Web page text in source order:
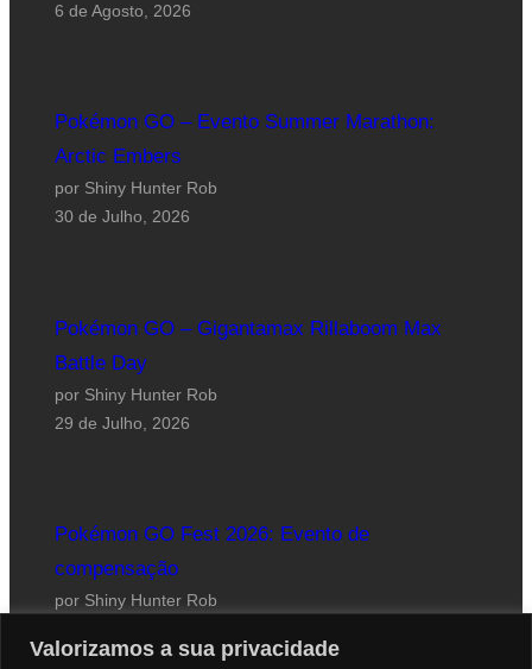
Valorizamos a sua privacidade
6 de Agosto, 2026
Pokémon GO – Evento Summer Marathon:
Arctic Embers
por Shiny Hunter Rob
30 de Julho, 2026
Pokémon GO – Gigantamax Rillaboom Max
Battle Day
por Shiny Hunter Rob
29 de Julho, 2026
Pokémon GO Fest 2026: Evento de
compensação
por Shiny Hunter Rob